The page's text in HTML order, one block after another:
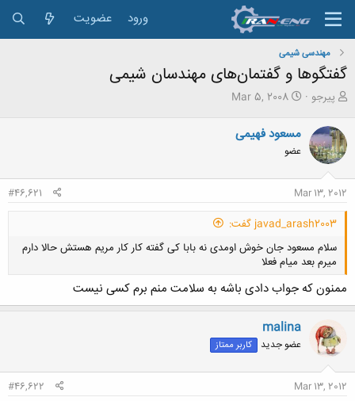
ورود عضویت
مهندسی شیمی
گفتگوها و گفتمان‌های مهندسان شیمی
ش
و
ع
ک
ن
ن
د
م
ض
و
ع
پیرجو
ت
ی
خ
ر
Mar 5, 2008
مسعود فهیمی
عضو
Mar 13, 2012
#46,621
javad_arash2003 گفت:
سلام مسعود جان خوش اومدی نه بابا کی گفته کار کار مریم هستش حالا دارم
میرم بعد میام فعلا
کلیک کنید تا باز شود...
ممنون که جواب دادی باشه به سلامت منم برم کسی نیست
malina
عضو جدید کاربر ممتاز
Mar 13, 2012
#46,622